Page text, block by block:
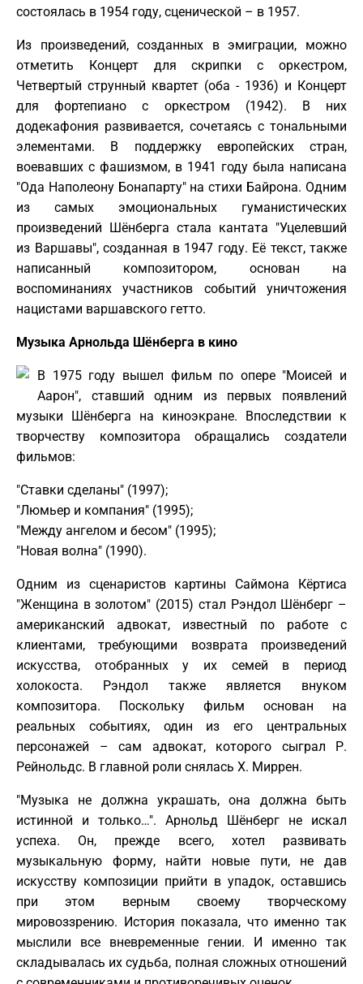
состоялась в 1954 году, сценической – в 1957.
Из произведений, созданных в эмиграции, можно
отметить Концерт для скрипки с оркестром,
Четвертый струнный квартет (оба - 1936) и Концерт
для фортепиано с оркестром (1942). В них
додекафония развивается, сочетаясь с тональными
элементами. В поддержку европейских стран,
воевавших с фашизмом, в 1941 году была написана
"Ода Наполеону Бонапарту" на стихи Байрона. Одним
из самых эмоциональных гуманистических
произведений Шёнберга стала кантата "Уцелевший
из Варшавы", созданная в 1947 году. Её текст, также
написанный композитором, основан на
воспоминаниях участников событий уничтожения
нацистами варшавского гетто.
Музыка Арнольда Шёнберга в кино
В 1975 году вышел фильм по опере "Моисей и
Аарон", ставший одним из первых появлений
музыки Шёнберга на киноэкране. Впоследствии к
творчеству композитора обращались создатели
фильмов:
"Ставки сделаны" (1997);
"Люмьер и компания" (1995);
"Между ангелом и бесом" (1995);
"Новая волна" (1990).
Одним из сценаристов картины Саймона Кёртиса
"Женщина в золотом" (2015) стал Рэндол Шёнберг –
американский адвокат, известный по работе с
клиентами, требующими возврата произведений
искусства, отобранных у их семей в период
холокоста. Рэндол также является внуком
композитора. Поскольку фильм основан на
реальных событиях, один из его центральных
персонажей – сам адвокат, которого сыграл Р.
Рейнольдс. В главной роли снялась Х. Миррен.
"Музыка не должна украшать, она должна быть
истинной и только…". Арнольд Шёнберг не искал
успеха. Он, прежде всего, хотел развивать
музыкальную форму, найти новые пути, не дав
искусству композиции прийти в упадок, оставшись
при этом верным своему творческому
мировоззрению. История показала, что именно так
мыслили все вневременные гении. И именно так
складывалась их судьба, полная сложных отношений